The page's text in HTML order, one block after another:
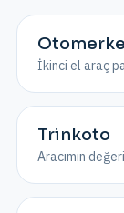
İkinci el araç
Trinkoto
Aracımın